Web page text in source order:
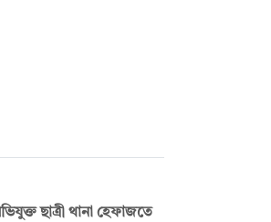
ছাত্রী থানা হেফাজতে